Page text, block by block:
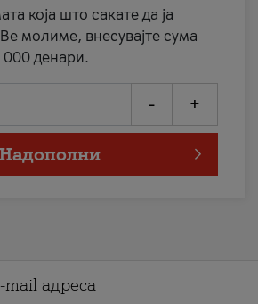
која што сакате да ја
молиме, внесувајте сума
денари.
- +
Надополни